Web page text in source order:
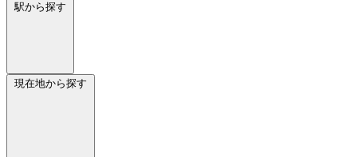
駅から探す
現在地から探す